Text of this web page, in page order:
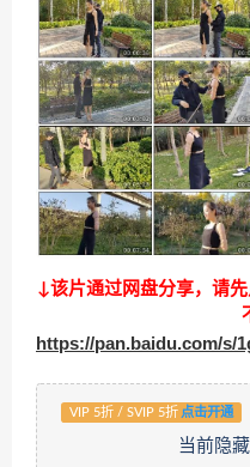
↓该片通过网盘分享，请
https://pan.baidu.com/s/
VIP 5折 / SVIP 5折 点击开通
当前隐